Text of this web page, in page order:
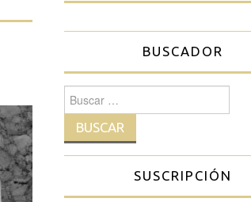
BUSCADOR
Buscar:
SUSCRIPCIÓN